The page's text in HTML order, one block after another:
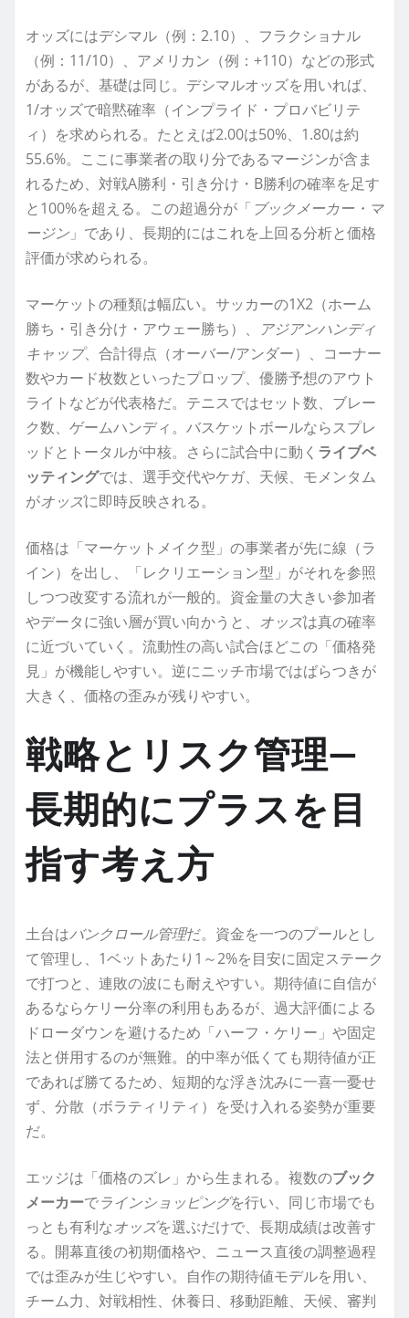
オッズにはデシマル（例：2.10）、フラクショナル
（例：11/10）、アメリカン（例：+110）などの形式
があるが、基礎は同じ。デシマルオッズを用いれば、
1/オッズで暗黙確率（インプライド・プロバビリテ
ィ）を求められる。たとえば2.00は50%、1.80は約
55.6%。ここに事業者の取り分であるマージンが含ま
れるため、対戦A勝利・引き分け・B勝利の確率を足す
と100%を超える。この超過分が「 ブックメーカー・マ
ージン 」であり、長期的にはこれを上回る分析と価格
評価が求められる。
マーケットの種類は幅広い。サッカーの1X2（ホーム
勝ち・引き分け・アウェー勝ち）、
アジアンハンディ
キャップ、合計得点（オーバー/アンダー）、コーナー
数やカード枚数といったプロップ、優勝予想のアウト
ライトなどが代表格だ。テニスではセット数、ブレー
ク数、ゲームハンディ。バスケットボールならスプレ
ッドとトータルが中核。さらに試合中に動く ライブベ
ッティングでは、選手交代やケガ、天候、モメンタム
がオッズに即時反映される。
価格は「マーケットメイク型」の事業者が先に線（ラ
イン）を出し、「レクリエーション型」がそれを参照
しつつ改変する流れが一般的。資金量の大きい参加者
やデータに強い層が買い向かうと、 オッズは真の確率
に近づいていく。流動性の高い試合ほどこの「価格発
見」が機能しやすい。逆にニッチ市場ではばらつきが
大きく、価格の歪みが残りやすい。
戦略とリスク管理—
長期的にプラスを目
指す考え方
土台はバンクロール管理だ。資金を一つのプールとし
て管理し、1ベットあたり1～2%を目安に固定ステーク
で打つと、連敗の波にも耐えやすい。期待値に自信が
あるならケリー分率の利用もあるが、過大評価による
ドローダウンを避けるため「ハーフ・ケリー」や固定
法と併用するのが無難。的中率が低くても期待値が正
であれば勝てるため、短期的な浮き沈みに一喜一憂せ
ず、分散（ボラティリティ）を受け入れる姿勢が重要
だ。
エッジは「価格のズレ」から生まれる。複数のブック
メーカーでラインショッピングを行い、同じ市場でも
っとも有利なオッズを選ぶだけで、長期成績は改善す
る。開幕直後の初期価格や、ニュース直後の調整過程
では歪みが生じやすい。自作の期待値モデルを用い、
チーム力、対戦相性、休養日、移動距離、天候、審判